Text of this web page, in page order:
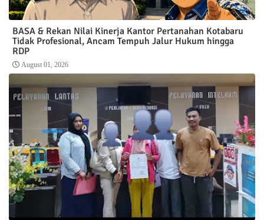
BASA & Rekan Nilai Kinerja Kantor Pertanahan Kotabaru
Tidak Profesional, Ancam Tempuh Jalur Hukum hingga
RDP
August 01, 2026